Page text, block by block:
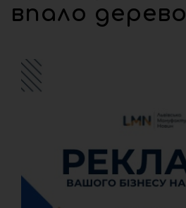
впало дерево